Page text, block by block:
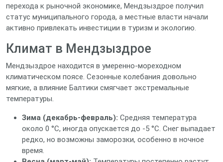
перехода к рыночной экономике, Мендзыздрое получил
статус муниципального города, а местные власти начали
активно привлекать инвестиции в туризм и экологию.
Климат в Мендзыздрое
Мендзыздрое находится в умеренно‑мореходном
климатическом поясе. Сезонные колебания довольно
мягкие, а влияние Балтики смягчает экстремальные
температуры.
Зима (декабрь‑февраль): Средняя температура
около 0 °C, иногда опускается до -5 °C. Снег выпадает
редко, но возможны заморозки, особенно в ночное
время.